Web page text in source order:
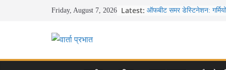
Friday, August 7, 2026 Latest: ऑफबीट समर डेस्टिनेशन:
से लद्दाख तक का सफर